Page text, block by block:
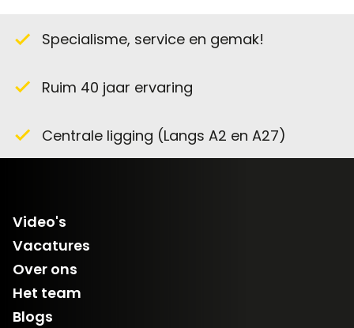
check Specialisme, service en gemak!
check Ruim 40 jaar ervaring
check Centrale ligging (Langs A2 en A27)
Video's
Vacatures
Over ons
Het team
Blogs